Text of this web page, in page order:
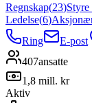
Regnskap(23)
Ledelse(6)
Ring
E-post
407ansatte
1,8 mill. kr
Aktiv